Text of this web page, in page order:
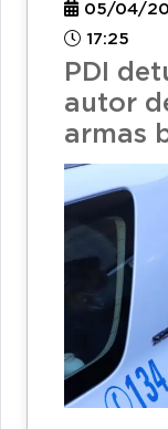
05/04/
17:25
PDI
autor
armas